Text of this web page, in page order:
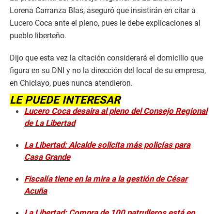
Lorena Carranza Blas, aseguró que insistirán en citar a
Lucero Coca ante el pleno, pues le debe explicaciones al
pueblo liberteño.
Dijo que esta vez la citación considerará el domicilio que
figura en su DNI y no la dirección del local de su empresa,
en Chiclayo, pues nunca atendieron.
LE PUEDE INTERESAR
Lucero Coca desaira al pleno del Consejo Regional
de La Libertad
La Libertad: Alcalde solicita más policías para
Casa Grande
Fiscalía tiene en la mira a la gestión de César
Acuña